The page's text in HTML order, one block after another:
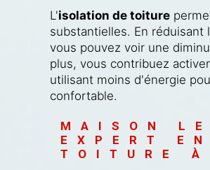
L'isolation de toiture
substantielles. En
vous pouvez voir une
plus, vous contribuez
utilisant moins d'énergie
confortable.
MAISON
EXPERT
TOITURE